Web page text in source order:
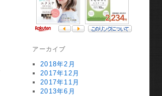
アーカイブ
2018年2月
2017年12月
2017年11月
2013年6月